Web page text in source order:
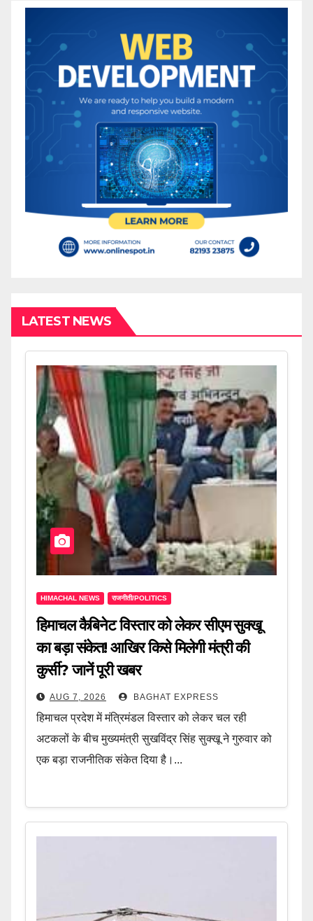
LATEST NEWS
HIMACHAL NEWS राजनीती/POLITICS
हिमाचल कैबिनेट विस्तार को लेकर सीएम सुक्खू
का बड़ा संकेत! आखिर किसे मिलेगी मंत्री की
कुर्सी? जानें पूरी खबर
AUG 7, 2026 BAGHAT EXPRESS
हिमाचल प्रदेश में मंत्रिमंडल विस्तार को लेकर चल रही
अटकलों के बीच मुख्यमंत्री सुखविंद्र सिंह सुक्खू ने गुरुवार को
एक बड़ा राजनीतिक संकेत दिया है।...